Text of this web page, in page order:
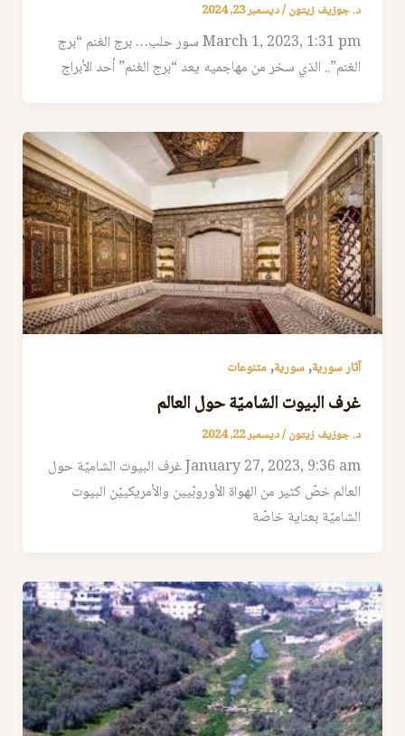
د. جوزيف زيتون/ديسمبر 23, 2024
March 1, 2023, 1:31 pm سور حلب… برج الغنم “برج
الغنم”.. الذي سخر من مهاجميه يعد “برج الغنم” أحد الأبراج
آثار سورية,سورية,متنوعات
غرف البيوت الشاميّة حول العالم
د. جوزيف زيتون/ديسمبر 22, 2024
January 27, 2023, 9:36 am غرف البيوت الشاميّة حول
العالم خصّ كثير من الهواة الأوروبّيين والأمريكييّن البيوت
الشاميّة بعناية خاصّة